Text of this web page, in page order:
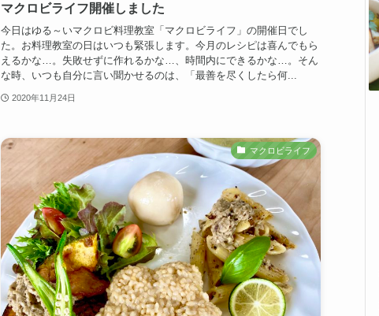
マクロビライフ開催しました
今日はゆる～いマクロビ料理教室「マクロビライフ」の開催日でし
た。お料理教室の日はいつも緊張します。今月のレシピは喜んでもら
えるかな…。失敗せずに作れるかな…、時間内にできるかな…。そん
な時、いつも自分に言い聞かせるのは、「最善を尽くしたら何...
2020年11月24日
マクロビライフ